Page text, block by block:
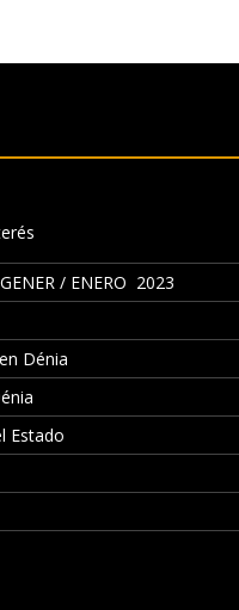
/ ENERO 2023
Dénia
Estado